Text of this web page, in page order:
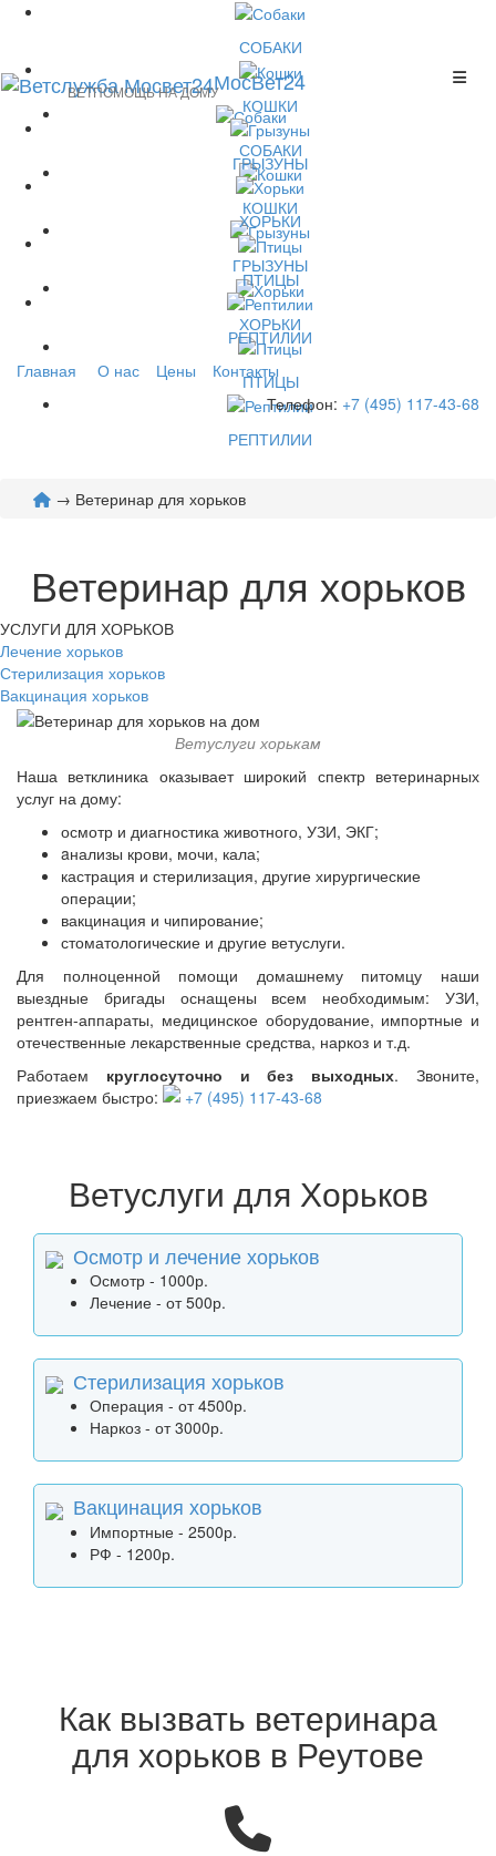
СОБАКИ
КОШКИ
ГРЫЗУНЫ
ХОРЬКИ
ПТИЦЫ
РЕПТИЛИИ
Главная
О нас Цены
Контакты
Телефон: +7 (495) 117-43-68
МосВет24
ВЕТПОМОЩЬ НА ДОМУ
СОБАКИ
КОШКИ
ГРЫЗУНЫ
ХОРЬКИ
ПТИЦЫ
РЕПТИЛИИ
→ Ветеринар для хорьков
Ветеринар для хорьков
УСЛУГИ ДЛЯ ХОРЬКОВ
Лечение хорьков
Стерилизация хорьков
Вакцинация хорьков
Ветуслуги хорькам
Наша ветклиника оказывает широкий спектр ветеринарных
услуг на дому:
осмотр и диагностика животного, УЗИ, ЭКГ;
aнализы крови, мочи, кала;
кастрация и стерилизация, другие хирургические
операции;
вакцинация и чипирование;
стоматологические и другие ветуслуги.
Для полноценной помощи домашнему питомцу наши
выездные бригады оснащены всем необходимым: УЗИ,
рентген-аппараты, медицинское оборудование, импортные и
отечественные лекарственные средства, наркоз и т.д.
Работаем круглосуточно и без выходных. Звоните,
приезжаем быстро:
+7 (495) 117-43-68
Ветуслуги для Хорьков
Осмотр и лечение хорьков
Осмотр - 1000р.
Лечение - от 500р.
Стерилизация хорьков
Операция - от 4500р.
Наркоз - от 3000р.
Вакцинация хорьков
Импортные - 2500р.
РФ - 1200р.
Как вызвать ветеринара
для хорьков в Реутове